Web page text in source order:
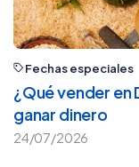
Fechas especiales
¿Qué vender en
ganar dinero
24/07/2026